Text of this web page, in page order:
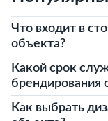
Что входит в
объекта?
Какой срок
брендирования
Как выбрать